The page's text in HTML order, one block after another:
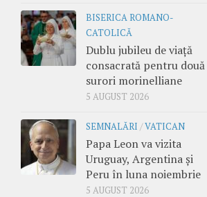
BISERICA ROMANO-
CATOLICĂ
Dublu jubileu de viață
consacrată pentru două
surori morinelliane
5 AUGUST 2026
SEMNALĂRI /VATICAN
Papa Leon va vizita
Uruguay, Argentina și
Peru în luna noiembrie
5 AUGUST 2026